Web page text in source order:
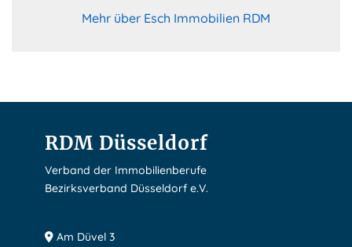
Mehr über Esch Immobilien RDM
RDM Düsseldorf
Verband der Immobilienberufe
Bezirksverband Düsseldorf e.V.
Am Düvel 3